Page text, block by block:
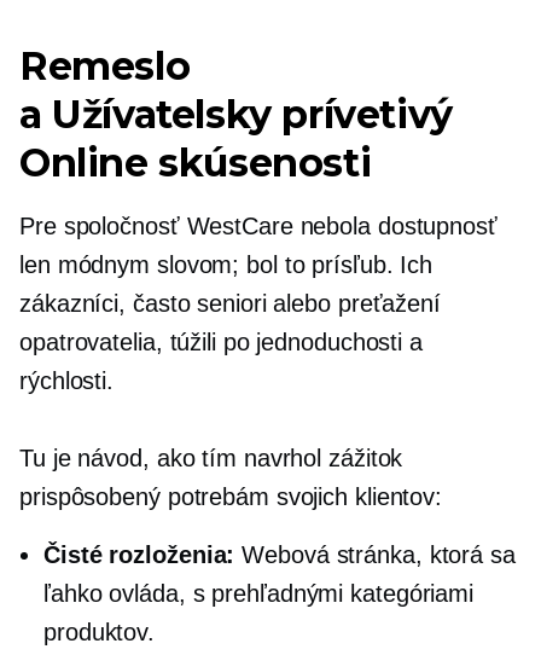
Remeslo
a Užívatelsky prívetivý
Online skúsenosti
Pre spoločnosť WestCare nebola dostupnosť
len módnym slovom; bol to prísľub. Ich
zákazníci, často seniori alebo preťažení
opatrovatelia, túžili po jednoduchosti a
rýchlosti.
Tu je návod, ako tím navrhol zážitok
prispôsobený potrebám svojich klientov:
Čisté rozloženia: Webová stránka, ktorá sa
ľahko ovláda, s prehľadnými kategóriami
produktov.